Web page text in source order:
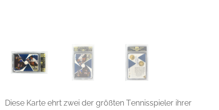
Diese Karte ehrt zwei der größten Tennisspieler ihrer